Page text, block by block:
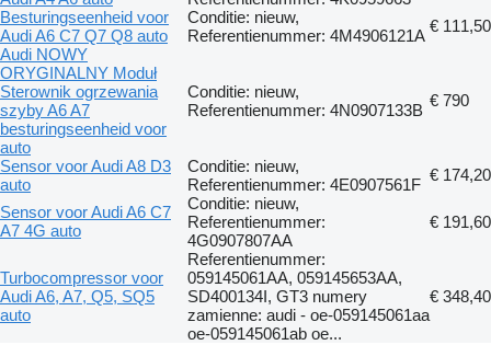
Besturingseenheid voor
Audi A6 C7 Q7 Q8 auto
Conditie: nieuw,
Referentienummer: 4M4906121A
€ 111,50
Audi NOWY
ORYGINALNY Moduł
Sterownik ogrzewania
szyby A6 A7
besturingseenheid voor
auto
Conditie: nieuw,
Referentienummer: 4N0907133B
€ 790
Sensor voor Audi A8 D3
auto
Conditie: nieuw,
Referentienummer: 4E0907561F
€ 174,20
Sensor voor Audi A6 C7
A7 4G auto
Conditie: nieuw,
Referentienummer:
4G0907807AA
€ 191,60
Turbocompressor voor
Audi A6, A7, Q5, SQ5
auto
Referentienummer:
059145061AA, 059145653AA,
SD400134I, GT3 numery
zamienne: audi - oe-059145061aa
oe-059145061ab oe...
€ 348,40